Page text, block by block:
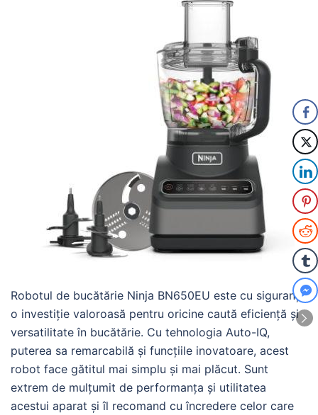
Robotul de bucătărie Ninja BN650EU este cu siguranță
o investiție valoroasă pentru oricine caută eficiență și
versatilitate în bucătărie. Cu tehnologia Auto-IQ,
puterea sa remarcabilă și funcțiile inovatoare, acest
robot face gătitul mai simplu și mai plăcut. Sunt
extrem de mulțumit de performanța și utilitatea
acestui aparat și îl recomand cu încredere celor care